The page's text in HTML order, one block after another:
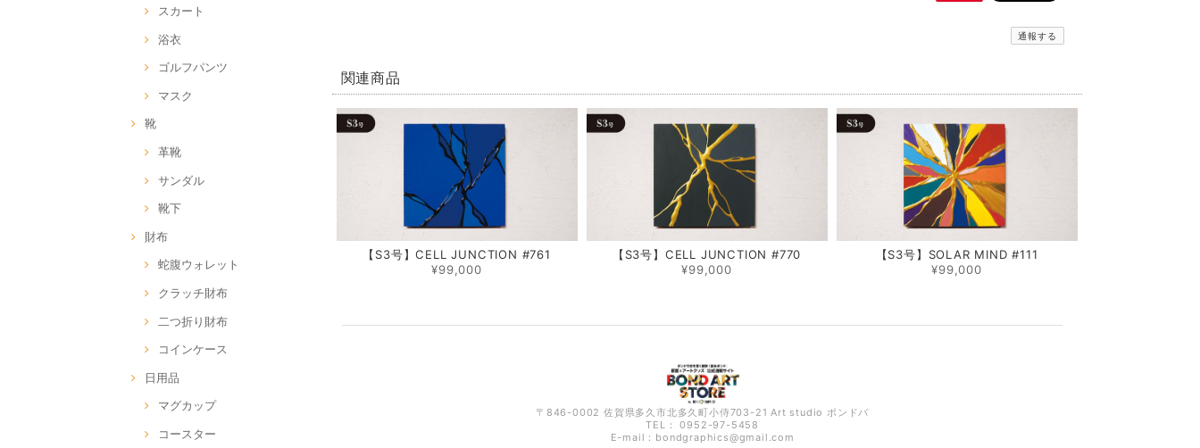
スカート
浴衣
ゴルフパンツ
マスク
靴
革靴
サンダル
靴下
財布
蛇腹ウォレット
クラッチ財布
二つ折り財布
コインケース
日用品
マグカップ
コースター
通報する
関連商品
【S3号】CELL JUNCTION #761
¥99,000
【S3号】CELL JUNCTION #770
¥99,000
【S3号】SOLAR MIND #111
¥99,000
〒846-0002 佐賀県多久市北多久町小侍703-21 Art studio ボンドバ
TEL： 0952-97-5458
E-mail： bondgraphics@gmail.com